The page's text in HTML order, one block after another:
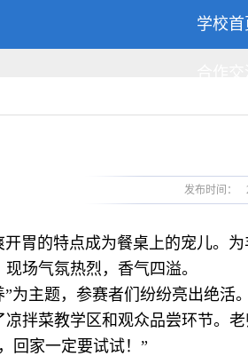
学校首
发布时间：
的特点成为餐桌上的宠儿。为
场气氛热烈，香气四溢。
主题，参赛者们纷纷亮出绝活
拌菜教学区和观众品尝环节。
回家一定要试试！”